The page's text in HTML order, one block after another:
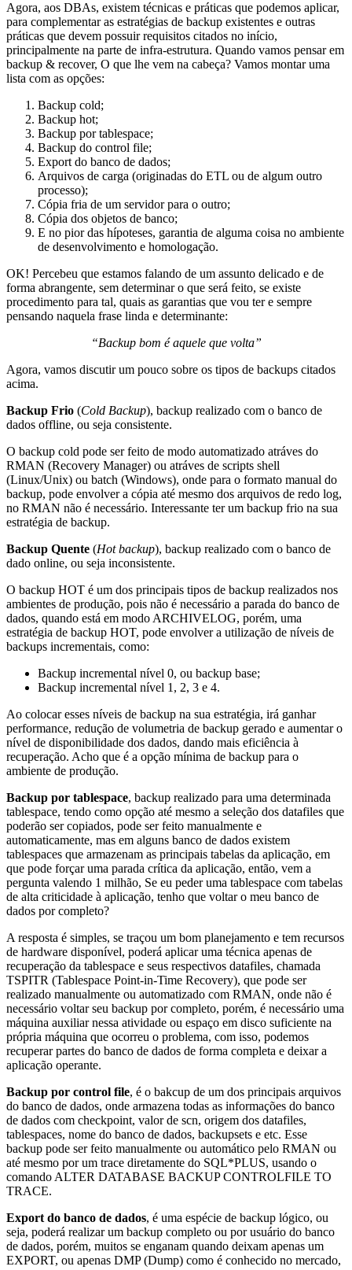
Agora, aos DBAs, existem técnicas e práticas que podemos aplicar,
para complementar as estratégias de backup existentes e outras
práticas que devem possuir requisitos citados no início,
principalmente na parte de infra-estrutura. Quando vamos pensar em
backup & recover, O que lhe vem na cabeça? Vamos montar uma
lista com as opções:
Backup cold;
Backup hot;
Backup por tablespace;
Backup do control file;
Export do banco de dados;
Arquivos de carga (originadas do ETL ou de algum outro
processo);
Cópia fria de um servidor para o outro;
Cópia dos objetos de banco;
E no pior das hípoteses, garantia de alguma coisa no ambiente
de desenvolvimento e homologação.
OK! Percebeu que estamos falando de um assunto delicado e de
forma abrangente, sem determinar o que será feito, se existe
procedimento para tal, quais as garantias que vou ter e sempre
pensando naquela frase linda e determinante:
“Backup bom é aquele que volta”
Agora, vamos discutir um pouco sobre os tipos de backups citados
acima.
Backup Frio (Cold Backup), backup realizado com o banco de
dados offline, ou seja consistente.
O backup cold pode ser feito de modo automatizado atráves do
RMAN (Recovery Manager) ou atráves de scripts shell
(Linux/Unix) ou batch (Windows), onde para o formato manual do
backup, pode envolver a cópia até mesmo dos arquivos de redo log,
no RMAN não é necessário. Interessante ter um backup frio na sua
estratégia de backup.
Backup Quente (Hot backup), backup realizado com o banco de
dado online, ou seja inconsistente.
O backup HOT é um dos principais tipos de backup realizados nos
ambientes de produção, pois não é necessário a parada do banco de
dados, quando está em modo ARCHIVELOG, porém, uma
estratégia de backup HOT, pode envolver a utilização de níveis de
backups incrementais, como:
Backup incremental nível 0, ou backup base;
Backup incremental nível 1, 2, 3 e 4.
Ao colocar esses níveis de backup na sua estratégia, irá ganhar
performance, redução de volumetria de backup gerado e aumentar o
nível de disponibilidade dos dados, dando mais eficiência à
recuperação. Acho que é a opção mínima de backup para o
ambiente de produção.
Backup por tablespace, backup realizado para uma determinada
tablespace, tendo como opção até mesmo a seleção dos datafiles que
poderão ser copiados, pode ser feito manualmente e
automaticamente, mas em alguns banco de dados existem
tablespaces que armazenam as principais tabelas da aplicação, em
que pode forçar uma parada crítica da aplicação, então, vem a
pergunta valendo 1 milhão, Se eu peder uma tablespace com tabelas
de alta criticidade à aplicação, tenho que voltar o meu banco de
dados por completo?
A resposta é simples, se traçou um bom planejamento e tem recursos
de hardware disponível, poderá aplicar uma técnica apenas de
recuperação da tablespace e seus respectivos datafiles, chamada
TSPITR (Tablespace Point-in-Time Recovery), que pode ser
realizado manualmente ou automatizado com RMAN, onde não é
necessário voltar seu backup por completo, porém, é necessário uma
máquina auxiliar nessa atividade ou espaço em disco suficiente na
própria máquina que ocorreu o problema, com isso, podemos
recuperar partes do banco de dados de forma completa e deixar a
aplicação operante.
Backup por control file, é o bakcup de um dos principais arquivos
do banco de dados, onde armazena todas as informações do banco
de dados com checkpoint, valor de scn, origem dos datafiles,
tablespaces, nome do banco de dados, backupsets e etc. Esse
backup pode ser feito manualmente ou automático pelo RMAN ou
até mesmo por um trace diretamente do SQL*PLUS, usando o
comando ALTER DATABASE BACKUP CONTROLFILE TO
TRACE.
Export do banco de dados, é uma espécie de backup lógico, ou
seja, poderá realizar um backup completo ou por usuário do banco
de dados, porém, muitos se enganam quando deixam apenas um
EXPORT, ou apenas DMP (Dump) como é conhecido no mercado,